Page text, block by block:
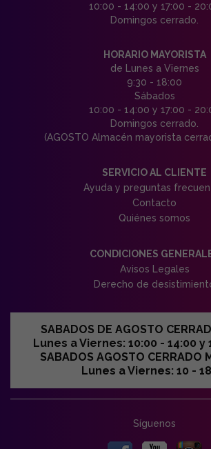
10:00 - 14:00 y 17:00 -
Domingos cerrado.
HORARIO MAYORISTA
de Lunes a Viernes
9:30 - 18:00
Sábados
10:00 - 14:00 y 17:00 -
Domingos cerrado.
(AGOSTO Almacén mayorista
SERVICIO AL CLIENTE
Ayuda y preguntas
Contacto
Quiénes somos
CONDICIONES
Avisos Legales
Derecho de
SABADOS DE AGOSTO
Lunes a Viernes: 10:00 - 14:00 y
SABADOS AGOSTO CERRADO
Lunes a Viernes: 10 -
Síguenos